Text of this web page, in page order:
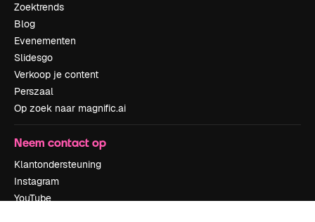
Zoektrends
Blog
Evenementen
Slidesgo
Verkoop je content
Perszaal
Op zoek naar magnific.ai
Neem contact op
Klantondersteuning
Instagram
YouTube